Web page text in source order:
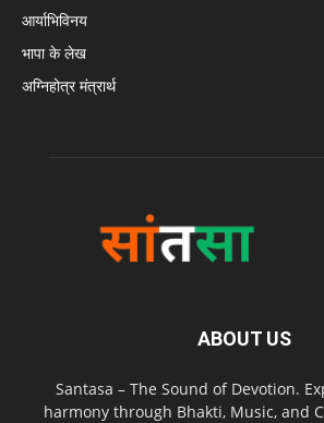
आर्याभिविनय
भापा के लेख
अग्निहोत्र मंत्रार्थ
ABOUT US
Santasa – The Sound of Devotion.
harmony through Bhakti, Music, and